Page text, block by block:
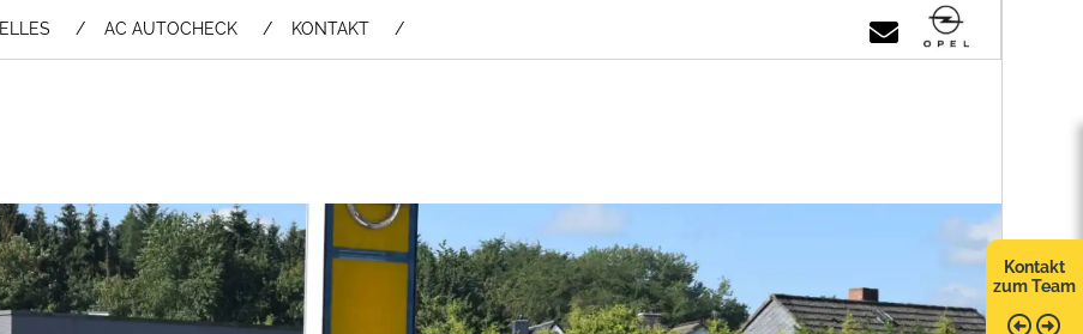
AC AUTOCHECK KONTAKT
Kontakt
zum Team